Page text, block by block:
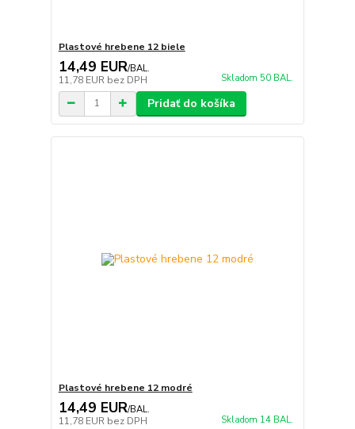
Plastové hrebene 12 biele
14,49 EUR/BAL.
11,78 EUR bez DPH Skladom 50 BAL.
Pridať do košíka
Plastové hrebene 12 modré
14,49 EUR/BAL.
11,78 EUR bez DPH Skladom 14 BAL.